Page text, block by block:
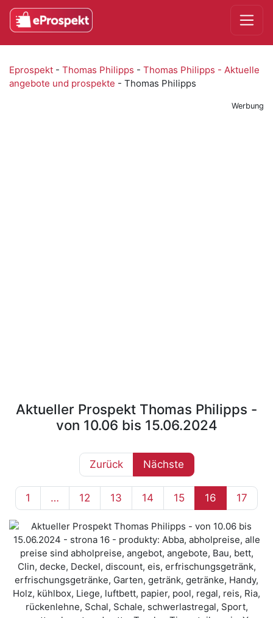
Eprospekt - Thomas Philipps - Thomas Philipps - Aktuelle
angebote und prospekte - Thomas Philipps
Werbung
Aktueller Prospekt Thomas Philipps -
von 10.06 bis 15.06.2024
Zurück Nächste
1 … 12 13 14 15 16 17